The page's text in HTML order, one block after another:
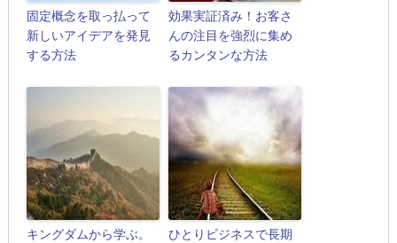
固定概念を取っ払って
新しいアイデアを発見
する方法
効果実証済み！お客さ
んの注目を強烈に集め
るカンタンな方法
キングダムから学ぶ。
ひとりビジネスで長期